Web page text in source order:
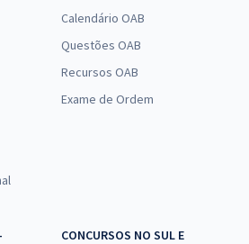
Calendário OAB
Questões OAB
Recursos OAB
Exame de Ordem
CONCURSOS NO SUL E